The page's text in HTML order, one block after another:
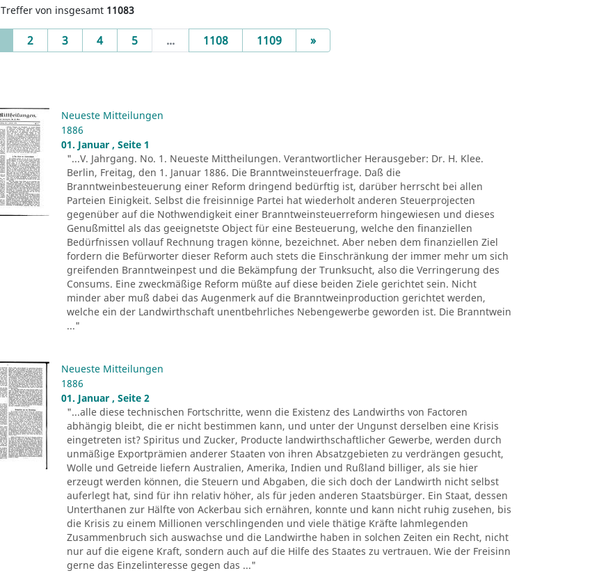
Treffer von insgesamt 11083
(current)
2 3 4 5 ... 1108 1109 »Next
Neueste Mitteilungen
1886
01. Januar , Seite 1
"...V. Jahrgang. No. 1. Neueste Mittheilungen. Verantwortlicher Herausgeber: Dr. H. Klee.
Berlin, Freitag, den 1. Januar 1886. Die Branntweinsteuerfrage. Daß die
Branntweinbesteuerung einer Reform dringend bedürftig ist, darüber herrscht bei allen
Parteien Einigkeit. Selbst die freisinnige Partei hat wiederholt anderen Steuerprojecten
gegenüber auf die Nothwendigkeit einer Branntweinsteuerreform hingewiesen und dieses
Genußmittel als das geeignetste Object für eine Besteuerung, welche den finanziellen
Bedürfnissen vollauf Rechnung tragen könne, bezeichnet. Aber neben dem finanziellen Ziel
fordern die Befürworter dieser Reform auch stets die Einschränkung der immer mehr um sich
greifenden Branntweinpest und die Bekämpfung der Trunksucht, also die Verringerung des
Consums. Eine zweckmäßige Reform müßte auf diese beiden Ziele gerichtet sein. Nicht
minder aber muß dabei das Augenmerk auf die Branntweinproduction gerichtet werden,
welche ein der Landwirthschaft unentbehrliches Nebengewerbe geworden ist. Die Branntwein
..."
Neueste Mitteilungen
1886
01. Januar , Seite 2
"...alle diese technischen Fortschritte, wenn die Existenz des Landwirths von Factoren
abhängig bleibt, die er nicht bestimmen kann, und unter der Ungunst derselben eine Krisis
eingetreten ist? Spiritus und Zucker, Producte landwirthschaftlicher Gewerbe, werden durch
unmäßige Exportprämien anderer Staaten von ihren Absatzgebieten zu verdrängen gesucht,
Wolle und Getreide liefern Australien, Amerika, Indien und Rußland billiger, als sie hier
erzeugt werden können, die Steuern und Abgaben, die sich doch der Landwirth nicht selbst
auferlegt hat, sind für ihn relativ höher, als für jeden anderen Staatsbürger. Ein Staat, dessen
Unterthanen zur Hälfte von Ackerbau sich ernähren, konnte und kann nicht ruhig zusehen, bis
die Krisis zu einem Millionen verschlingenden und viele thätige Kräfte lahmlegenden
Zusammenbruch sich auswachse und die Landwirthe haben in solchen Zeiten ein Recht, nicht
nur auf die eigene Kraft, sondern auch auf die Hilfe des Staates zu vertrauen. Wie der Freisinn
gerne das Einzelinteresse gegen das ..."